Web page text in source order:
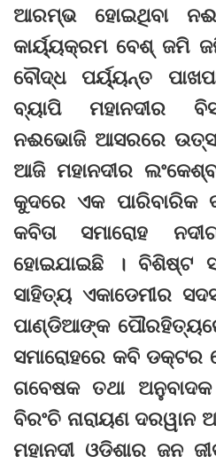
ଆରମ୍ଭ ହୋଇଥିବା
କାର୍ୟ୍ୟକ୍ରମ ବେଶ୍ ଜମି
ବୌଦ୍ଧ ପର୍ୟ୍ୟନ୍ତ
ବ୍ୟାପି ମହାନଦୀର
ନଈଭୋଜି ଆସରରେ
ଆଜି ମହାନଦୀର
କୁଦରେ ଏକ ପାରିବାରିକ
କବିତା ସମାରୋହ
ହୋଇଯାଇଛି । ବିଶିଷ୍ଟ
ସାହିତ୍ୟ ଏକାଡେମୀର
ପାଣ୍ଡିଆଙ୍କ
ସମାରୋହରେ କବି ଡକ୍ଟର
ଗବେଷକ ତଥା
ବିରଂଚି ନାରାୟଣ ଦରୱାନ
ମହାନଦୀ ଓଡିଶାର ଜନ